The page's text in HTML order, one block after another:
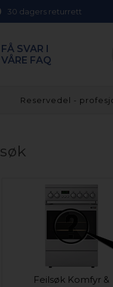
30 dagers returrett
FÅ SVAR I
VÅRE FAQ
Reservedel -
Feilsøk Komfyr &